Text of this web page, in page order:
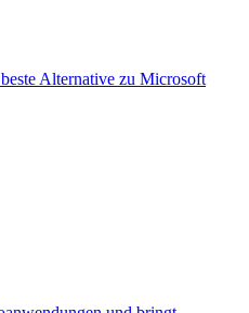
Alternative zu Microsoft